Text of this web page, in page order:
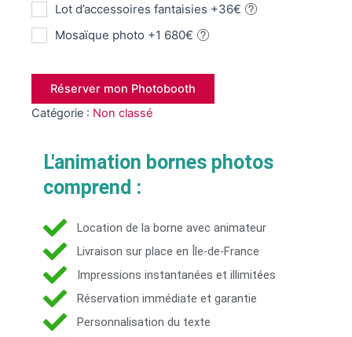
Lot d’accessoires fantaisies +36€
Mosaïque photo +1 680€
Réserver mon Photobooth
Catégorie : Non classé
L'animation bornes photos
comprend :
Location de la borne avec animateur
Livraison sur place en Île-de-France
Impressions instantanées et illimitées
Réservation immédiate et garantie
Personnalisation du texte